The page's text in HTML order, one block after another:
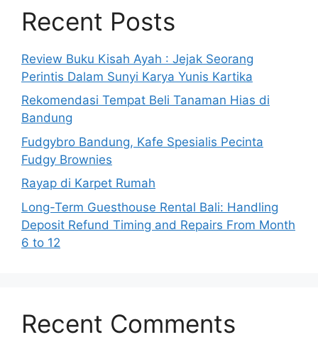
Recent Posts
Review Buku Kisah Ayah : Jejak Seorang
Perintis Dalam Sunyi Karya Yunis Kartika
Rekomendasi Tempat Beli Tanaman Hias di
Bandung
Fudgybro Bandung, Kafe Spesialis Pecinta
Fudgy Brownies
Rayap di Karpet Rumah
Long-Term Guesthouse Rental Bali: Handling
Deposit Refund Timing and Repairs From Month
6 to 12
Recent Comments